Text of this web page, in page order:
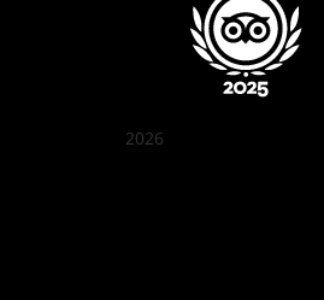
2026